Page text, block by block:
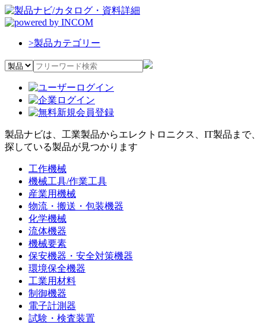
>製品カテゴリー
製品ナビは、工業製品からエレクトロニクス、IT製品まで、
探している製品が見つかります
工作機械
機械工具/作業工具
産業用機械
物流・搬送・包装機器
化学機械
流体機器
機械要素
保安機器・安全対策機器
環境保全機器
工業用材料
制御機器
電子計測器
試験・検査装置